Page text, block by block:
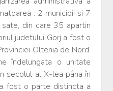
: 2 municipii si 7
din care 35 apartin
judetului Gorj a fost o
Oltenia de Nord.
îndelungata o unitate
secolul al X-lea pâna în
fost o parte distincta a